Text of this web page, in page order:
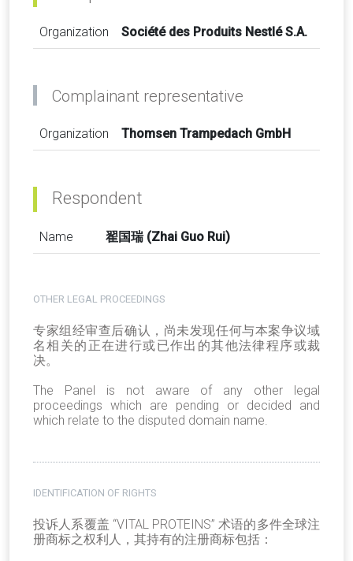
Organization Société des Produits Nestlé S.A.
Complainant representative
Organization Thomsen Trampedach GmbH
Respondent
Name 翟国瑞 (Zhai Guo Rui)
OTHER LEGAL PROCEEDINGS
专家组经审查后确认，尚未发现任何与本案争议域
名相关的正在进行或已作出的其他法律程序或裁
决。
The Panel is not aware of any other legal
proceedings which are pending or decided and
which relate to the disputed domain name.
IDENTIFICATION OF RIGHTS
投诉人系覆盖 “VITAL PROTEINS” 术语的多件全球注
册商标之权利人，其持有的注册商标包括：